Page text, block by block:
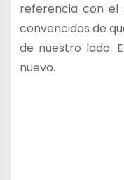
referencia con el
convencidos de
de nuestro lado.
nuevo.